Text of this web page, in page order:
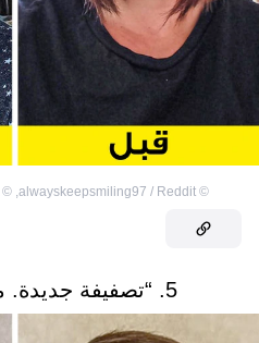
©
alwayskeepsmiling97 / Reddit
©
5. “تصفيفة جديدة. ما رأيكم جميعاً؟”